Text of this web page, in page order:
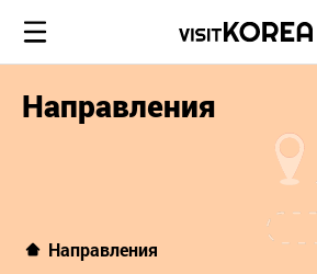
Направления
Направления